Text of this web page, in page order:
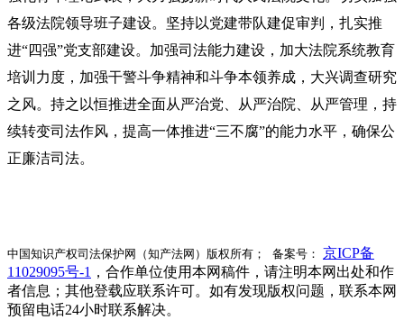
各级法院领导班子建设。坚持以党建带队建促审判，扎实推
进“四强”党支部建设。加强司法能力建设，加大法院系统教育
培训力度，加强干警斗争精神和斗争本领养成，大兴调查研究
之风。持之以恒推进全面从严治党、从严治院、从严管理，持
续转变司法作风，提高一体推进“三不腐”的能力水平，确保公
正廉洁司法。
中国知识产权司法保护网（知产法网）版权所有； 备案号： 京ICP备
11029095号-1 ，合作单位使用本网稿件，请注明本网出处和作
者信息；其他登载应联系许可。如有发现版权问题，联系本网
预留电话24小时联系解决。